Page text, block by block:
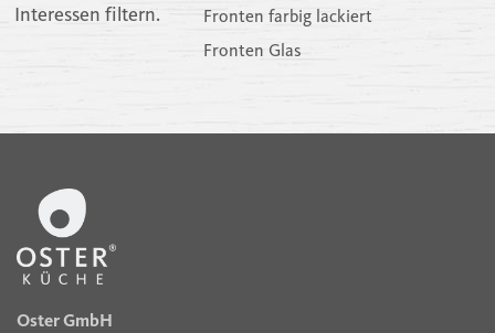
Interessen filtern.
Fronten farbig lackiert
Fronten Glas
Oster GmbH